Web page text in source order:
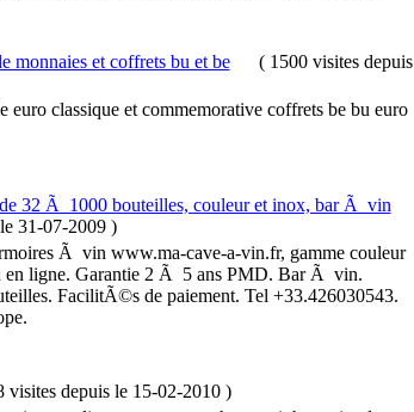
monnaies et coffrets bu et be(1500 visites depuis
euro classique et commemorative coffrets be bu euro
32 Ã 1000 bouteilles, couleur et inox, bar Ã vin
31-07-2009)
Ã vin www.ma-cave-a-vin.fr, gamme couleur
en ligne. Garantie 2 Ã 5 ans PMD. Bar Ã vin.
FacilitÃ©s de paiement. Tel +33.426030543.
visites depuis le 15-02-2010)